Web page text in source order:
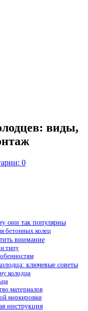
виды,
0
они так популярны
бетонных колец
внимание
типу
ключевые советы
колодца
материалов
маркировки
инструкция